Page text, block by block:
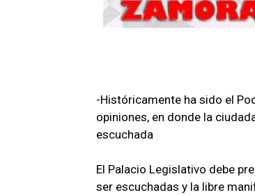
-Históricamente ha sido el
opiniones, en donde la
escuchada
El Palacio Legislativo debe
ser escuchadas y la libre